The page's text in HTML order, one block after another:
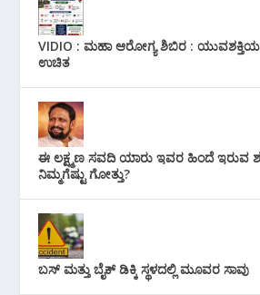
VIDIO : ಮಹಾ ಆರೋಗ್ಯ ಶಿಬಿರ :
ಉಚಿತ
ಈ ಲಕ್ಷ್ಮಣ ಸವದಿ ಯಾರು ಇವರ ಹಿಂದೆ ಇರುವ
ನಿಮ್ಮಗೆಷ್ಟು ಗೋತ್ತು?
ಬಸ್ ಮತ್ತು ಬೈಕ್ ಡಿಕ್ಕಿ ಸ್ಥಳದಲ್ಲಿ ಮೂವರ ಸಾವು